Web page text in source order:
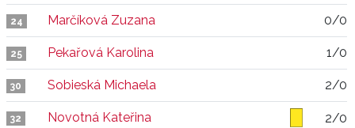
24 Marčíková Zuzana 0/0
25 Pekařová Karolina 1/0
30 Sobieská Michaela 2/0
32 Novotná Kateřina 2/0